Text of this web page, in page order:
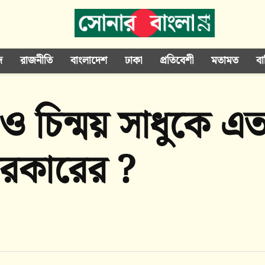
রাজনীতি বাংলাদেশ ঢাকা প্রতিবেশী মতামত
ও চিন্ময় সাধুকে
?